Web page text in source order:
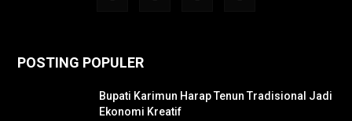
POSTING POPULER
Bupati Karimun Harap Tenun Tradisional Jadi
Ekonomi Kreatif